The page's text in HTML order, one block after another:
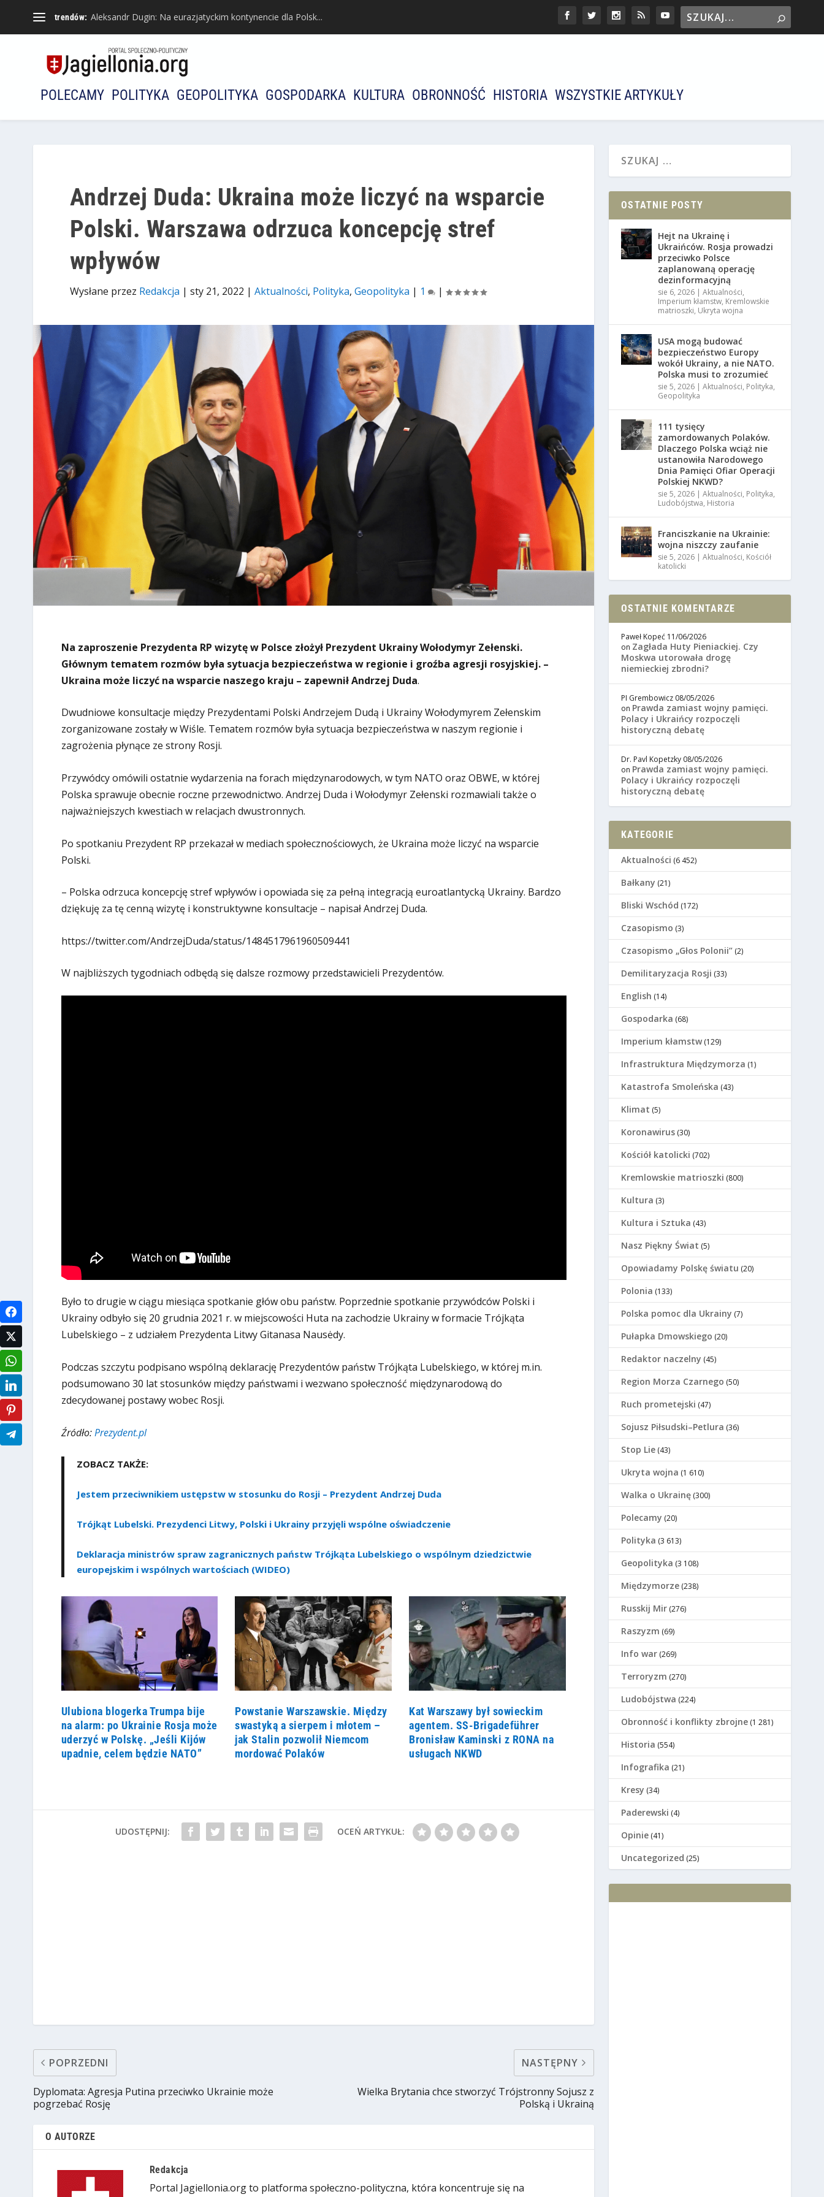
trendów: Aleksandr Dugin: Na eurazjatyckim kontynencie dla Polsk...
POLECAMY POLITYKA GEOPOLITYKA GOSPODARKA KULTURA OBRONNOŚĆ HISTORIA WSZYSTKIE ARTYKUŁY
Andrzej Duda: Ukraina może liczyć na wsparcie
Polski. Warszawa odrzuca koncepcję stref
wpływów
Wysłane przez Redakcja | sty 21, 2022 | Aktualności, Polityka, Geopolityka | 1 |
Na zaproszenie Prezydenta RP wizytę w Polsce złożył Prezydent Ukrainy Wołodymyr Zełenski.
Głównym tematem rozmów była sytuacja bezpieczeństwa w regionie i groźba agresji rosyjskiej. –
Ukraina może liczyć na wsparcie naszego kraju – zapewnił Andrzej Duda.
Dwudniowe konsultacje między Prezydentami Polski Andrzejem Dudą i Ukrainy Wołodymyrem Zełenskim
zorganizowane zostały w Wiśle. Tematem rozmów była sytuacja bezpieczeństwa w naszym regionie i
zagrożenia płynące ze strony Rosji.
Przywódcy omówili ostatnie wydarzenia na forach międzynarodowych, w tym NATO oraz OBWE, w której
Polska sprawuje obecnie roczne przewodnictwo. Andrzej Duda i Wołodymyr Zełenski rozmawiali także o
najważniejszych kwestiach w relacjach dwustronnych.
Po spotkaniu Prezydent RP przekazał w mediach społecznościowych, że Ukraina może liczyć na wsparcie
Polski.
– Polska odrzuca koncepcję stref wpływów i opowiada się za pełną integracją euroatlantycką Ukrainy. Bardzo
dziękuję za tę cenną wizytę i konstruktywne konsultacje – napisał Andrzej Duda.
https://twitter.com/AndrzejDuda/status/1484517961960509441
W najbliższych tygodniach odbędą się dalsze rozmowy przedstawicieli Prezydentów.
Było to drugie w ciągu miesiąca spotkanie głów obu państw. Poprzednie spotkanie przywódców Polski i
Ukrainy odbyło się 20 grudnia 2021 r. w miejscowości Huta na zachodzie Ukrainy w formacie Trójkąta
Lubelskiego – z udziałem Prezydenta Litwy Gitanasa Nausėdy.
Podczas szczytu podpisano wspólną deklarację Prezydentów państw Trójkąta Lubelskiego, w której m.in.
podsumowano 30 lat stosunków między państwami i wezwano społeczność międzynarodową do
zdecydowanej postawy wobec Rosji.
Źródło:Prezydent.pl
ZOBACZ TAKŻE:
Jestem przeciwnikiem ustępstw w stosunku do Rosji – Prezydent Andrzej Duda
Trójkąt Lubelski. Prezydenci Litwy, Polski i Ukrainy przyjęli wspólne oświadczenie
Deklaracja ministrów spraw zagranicznych państw Trójkąta Lubelskiego o wspólnym dziedzictwie
europejskim i wspólnych wartościach (WIDEO)
Ulubiona blogerka Trumpa bije
na alarm: po Ukrainie Rosja może
uderzyć w Polskę. „Jeśli Kijów
upadnie, celem będzie NATO”
Powstanie Warszawskie. Między
swastyką a sierpem i młotem –
jak Stalin pozwolił Niemcom
mordować Polaków
Kat Warszawy był sowieckim
agentem. SS-Brigadeführer
Bronisław Kaminski z RONA na
usługach NKWD
UDOSTĘPNIJ: OCEŃ ARTYKUŁ:
POPRZEDNI
Dyplomata: Agresja Putina przeciwko Ukrainie może
pogrzebać Rosję
NASTĘPNY
Wielka Brytania chce stworzyć Trójstronny Sojusz z
Polską i Ukrainą
O AUTORZE
Redakcja
Portal Jagiellonia.org to platforma społeczno-polityczna, która koncentruje się na
OSTATNIE POSTY
Hejt na Ukrainę i
Ukraińców. Rosja prowadzi
przeciwko Polsce
zaplanowaną operację
dezinformacyjną
sie 6, 2026 |Aktualności,
Imperium kłamstw, Kremlowskie
matrioszki, Ukryta wojna
USA mogą budować
bezpieczeństwo Europy
wokół Ukrainy, a nie NATO.
Polska musi to zrozumieć
sie 5, 2026 |Aktualności, Polityka,
Geopolityka
111 tysięcy
zamordowanych Polaków.
Dlaczego Polska wciąż nie
ustanowiła Narodowego
Dnia Pamięci Ofiar Operacji
Polskiej NKWD?
sie 5, 2026 |Aktualności, Polityka,
Ludobójstwa, Historia
Franciszkanie na Ukrainie:
wojna niszczy zaufanie
sie 5, 2026 |Aktualności, Kościół
katolicki
OSTATNIE KOMENTARZE
Paweł Kopeć 11/06/2026
on Zagłada Huty Pieniackiej. Czy
Moskwa utorowała drogę
niemieckiej zbrodni?
PI Grembowicz 08/05/2026
on Prawda zamiast wojny pamięci.
Polacy i Ukraińcy rozpoczęli
historyczną debatę
Dr. Pavl Kopetzky 08/05/2026
on Prawda zamiast wojny pamięci.
Polacy i Ukraińcy rozpoczęli
historyczną debatę
KATEGORIE
Aktualności (6 452)
Bałkany (21)
Bliski Wschód (172)
Czasopismo (3)
Czasopismo „Głos Polonii” (2)
Demilitaryzacja Rosji (33)
English (14)
Gospodarka (68)
Imperium kłamstw (129)
Infrastruktura Międzymorza (1)
Katastrofa Smoleńska (43)
Klimat (5)
Koronawirus (30)
Kościół katolicki (702)
Kremlowskie matrioszki (800)
Kultura (3)
Kultura i Sztuka (43)
Nasz Piękny Świat (5)
Opowiadamy Polskę światu (20)
Polonia (133)
Polska pomoc dla Ukrainy (7)
Pułapka Dmowskiego (20)
Redaktor naczelny (45)
Region Morza Czarnego (50)
Ruch prometejski (47)
Sojusz Piłsudski–Petlura (36)
Stop Lie (43)
Ukryta wojna (1 610)
Walka o Ukrainę (300)
Polecamy (20)
Polityka (3 613)
Geopolityka (3 108)
Międzymorze (238)
Russkij Mir (276)
Raszyzm (69)
Info war (269)
Terroryzm (270)
Ludobójstwa (224)
Оbronność i konflikty zbrojne (1 281)
Historia (554)
Infografika (21)
Kresy (34)
Paderewski (4)
Opinie (41)
Uncategorized (25)